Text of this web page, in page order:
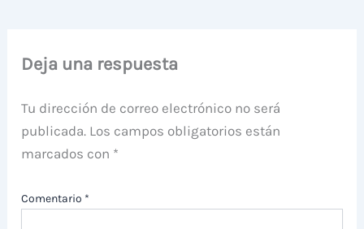
Deja una respuesta
Tu dirección de correo electrónico no será
publicada. Los campos obligatorios están
marcados con *
Comentario *